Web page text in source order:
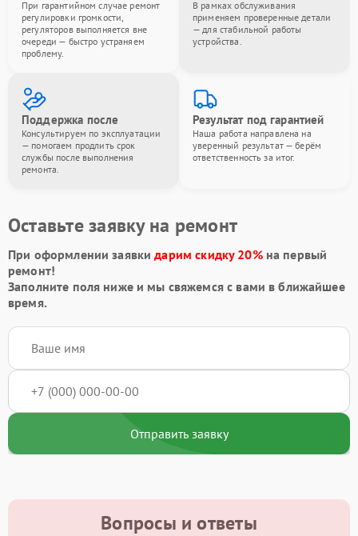
При гарантийном случае ремонт
регулировки громкости,
регуляторов выполняется вне
очереди — быстро устраняем
проблему.
В рамках обслуживания
применяем проверенные детали
— для стабильной работы
устройства.
Поддержка после
Консультируем по эксплуатации
— помогаем продлить срок
службы после выполнения
ремонта.
Результат под гарантией
Наша работа направлена на
уверенный результат — берём
ответственность за итог.
Оставьте заявку на ремонт
При оформлении заявкидарим скидку 20%на первый
ремонт!
Заполните поля ниже и мы свяжемся с вами в ближайшее
время.
Отправить заявку
Вопросы и ответы